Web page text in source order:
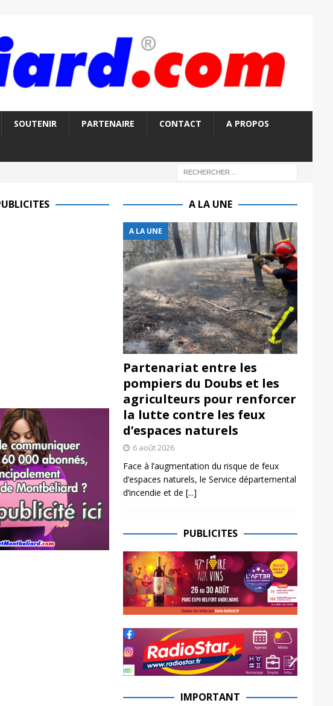
SOUTENIR PARTENAIRE CONTACT A PROPOS
A LA UNE
A LA UNE
Partenariat entre les
pompiers du Doubs et les
agriculteurs pour renforcer
la lutte contre les feux
d’espaces naturels
6 août 2026
Face à l’augmentation du risque de feux
d’espaces naturels, le Service départemental
d’incendie et de [...]
PUBLICITES
IMPORTANT